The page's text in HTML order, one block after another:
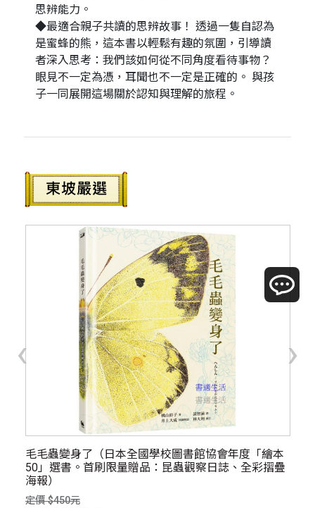
思辨能力。
◆最適合親子共讀的思辨故事！ 透過一隻自認為
是蜜蜂的熊，這本書以輕鬆有趣的氛圍，引導讀
者深入思考：我們該如何從不同角度看待事物？
眼見不一定為憑，耳聞也不一定是正確的。 與孩
子一同展開這場關於認知與理解的旅程。
毛毛蟲變身了（日本全國學校圖書館協會年度「繪本
50」選書。首刷限量贈品：昆蟲觀察日誌、全彩摺疊
海報）
定價 $450元
‹ ›